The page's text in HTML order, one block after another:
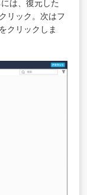
は、復元した
リック。次はフ
クリックしま